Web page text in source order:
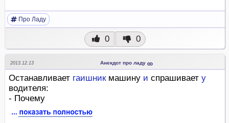
Про Ладу
0 0
2013.12.13 Анекдот про ладу
Останавливает гаишникмашину и спрашивает у
водителя:
- Почему